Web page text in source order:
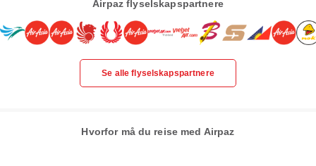
Airpaz flyselskapspartnere
Se alle flyselskapspartnere
Hvorfor må du reise med Airpaz